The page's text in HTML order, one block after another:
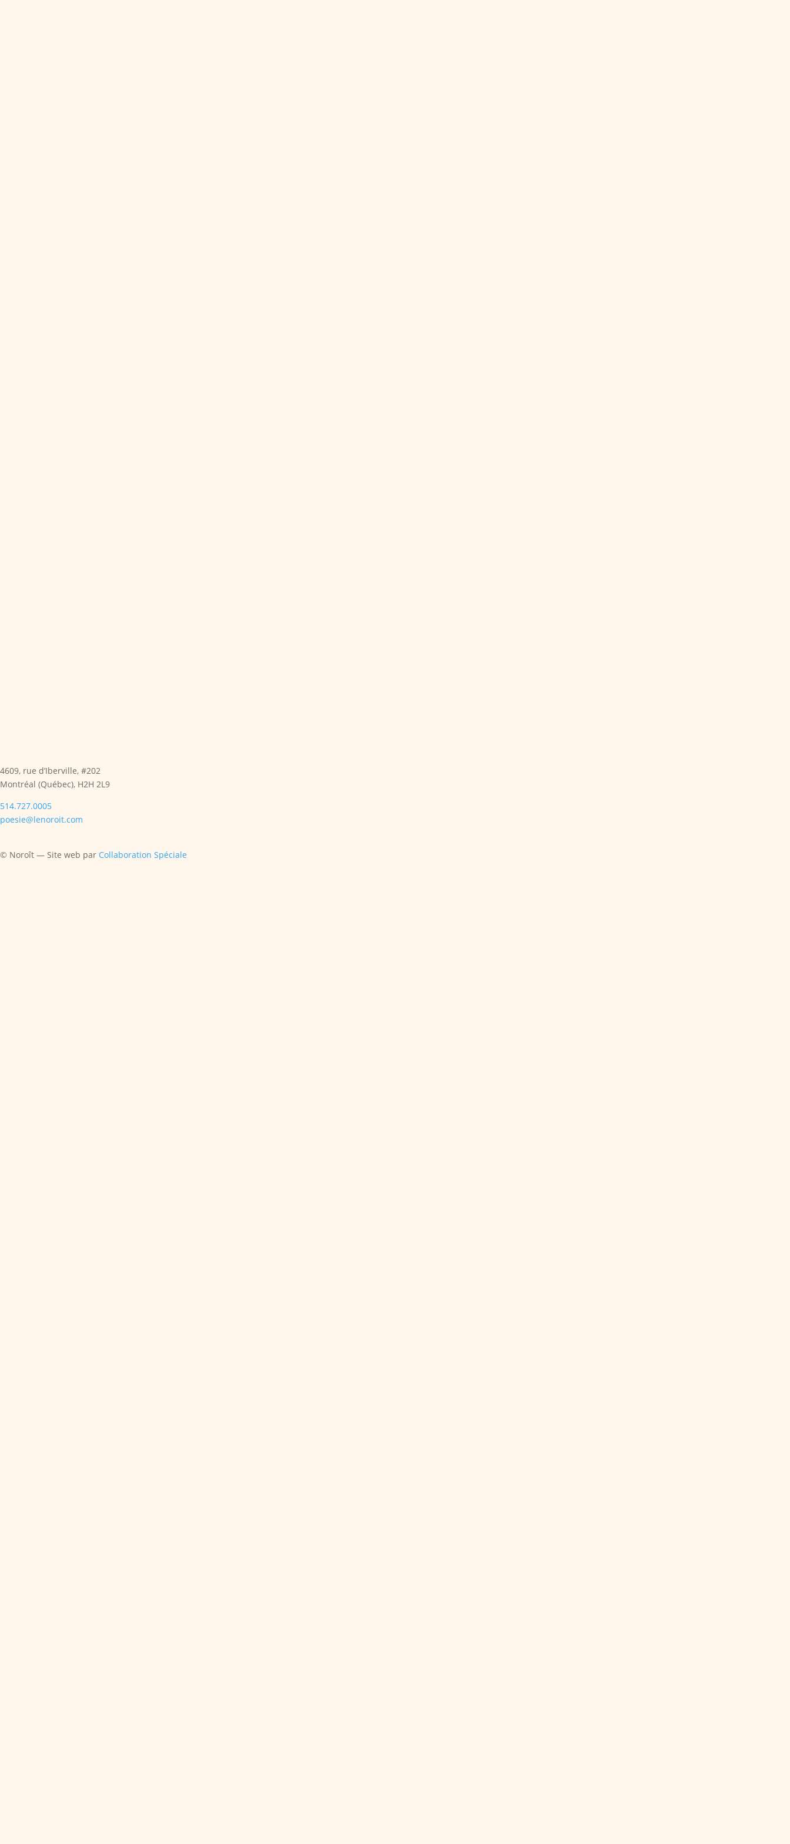
4609, rue d’Iberville, #202
Montréal (Québec), H2H 2L9
514.727.0005
poesie@lenoroit.com
© Noroît — Site web par Collaboration Spéciale